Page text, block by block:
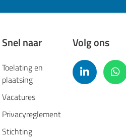
Snel naar
Toelating en
plaatsing
Vacatures
Privacyreglement
Stichting
Volg ons